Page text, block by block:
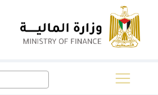
Search
for: